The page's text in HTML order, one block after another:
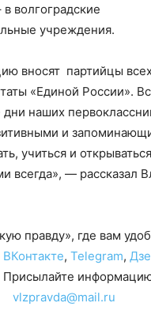
в волгоградские
учреждения.
вносят партийцы
«Единой России».
наших
и
учиться и
всегда», — рассказал
правду», где вам
ВКонтакте, Telegram,
Присылайте
vlzpravda@mail.ru